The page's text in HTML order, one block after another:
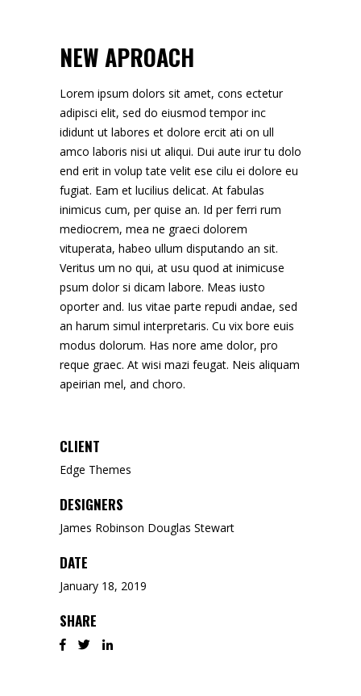
NEW APROACH
Lorem ipsum dolors sit amet, cons ectetur
adipisci elit, sed do eiusmod tempor inc
ididunt ut labores et dolore ercit ati on ull
amco laboris nisi ut aliqui. Dui aute irur tu dolo
end erit in volup tate velit ese cilu ei dolore eu
fugiat. Eam et lucilius delicat. At fabulas
inimicus cum, per quise an. Id per ferri rum
mediocrem, mea ne graeci dolorem
vituperata, habeo ullum disputando an sit.
Veritus um no qui, at usu quod at inimicuse
psum dolor si dicam labore. Meas iusto
oporter and. Ius vitae parte repudi andae, sed
an harum simul interpretaris. Cu vix bore euis
modus dolorum. Has nore ame dolor, pro
reque graec. At wisi mazi feugat. Neis aliquam
apeirian mel, and choro.
CLIENT
Edge Themes
DESIGNERS
James Robinson Douglas Stewart
DATE
January 18, 2019
SHARE